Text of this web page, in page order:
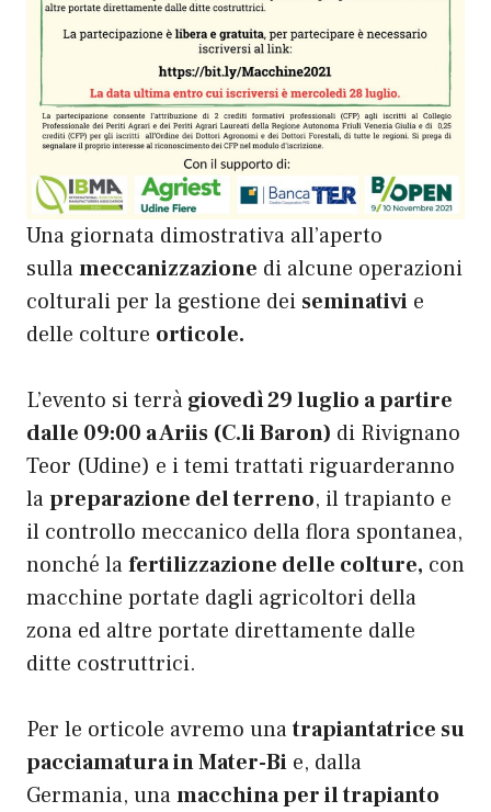
Una giornata dimostrativa all’aperto
sullameccanizzazione di alcune operazioni
colturali per la gestione dei seminativi e
delle colture orticole.
L’evento si terràgiovedì 29 luglio a partire
dalle 09:00 a Ariis (C.li Baron) di Rivignano
Teor (Udine) e i temi trattati riguarderanno
lapreparazione del terreno, il trapianto e
il controllo meccanico della flora spontanea,
nonché lafertilizzazione delle colture, con
macchine portate dagli agricoltori della
zona ed altre portate direttamente dalle
ditte costruttrici.
Per le orticole avremo unatrapiantatrice su
pacciamatura in Mater-Bi e, dalla
Germania, unamacchina per il trapianto